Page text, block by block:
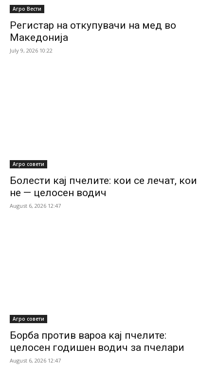
Агро Вести
Регистар на откупувачи на мед во
Македонија
July 9, 2026 10:22
Агро совети
Болести кај пчелите: кои се лечат, кои
не — целосен водич
August 6, 2026 12:47
Агро совети
Борба против вароа кај пчелите:
целосен годишен водич за пчелари
August 6, 2026 12:47